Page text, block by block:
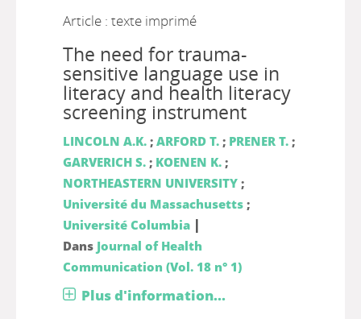
Article : texte imprimé
The need for trauma-
sensitive language use in
literacy and health literacy
screening instrument
LINCOLN A.K.; ARFORD T.; PRENER T.;
GARVERICH S.; KOENEN K.;
NORTHEASTERN UNIVERSITY;
Université du Massachusetts;
Université Columbia |
Dans Journal of Health
Communication (Vol. 18 n° 1)
Plus d'information...